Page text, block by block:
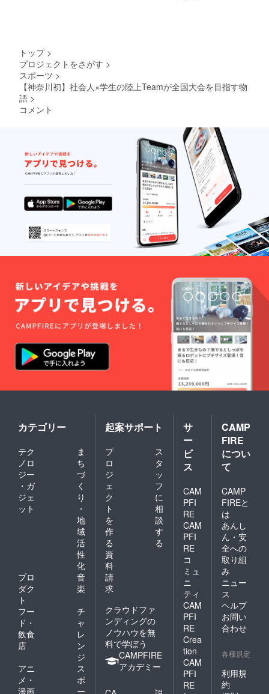
トップ >
プロジェクトをさがす >
スポーツ >
【神奈川初】社会人×学生の陸上Teamが全国大会を目指す物
語 >
コメント
カテゴリー
テク
ノロ
ジー
・ガ
ジェ
ット
ま
ち
づ
く
り
・
地
域
活
性
化
プロ
ダク
ト
音
楽
フー
ド・
飲食
店
チ
ャ
レ
ン
ジ
アニ
メ・
漫画
ス
ポ
ー
起案サポート
プ
ロ
ジ
ェ
ク
ト
を
作
る
ス
タ
ッ
フ
に
相
談
す
る
資
料
請
求
クラウドファ
ンディングの
ノウハウを無
料で学ぼう
CAMPFIRE
アカデミー
サ
ー
ビ
ス
CAM
PFI
RE
CAM
PFI
RE
コ
ミュ
ニ
ティ
CAM
PFI
RE
Crea
tion
CAM
PFI
RE
CAMP
FIRE
につい
て
CAMP
FIREと
は
あんし
ん・安
全への
取り組
み
ニュー
ス
ヘルプ
お問い
合わせ
各種規定
利用規
約